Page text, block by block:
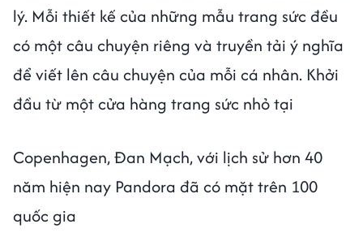
lý. Mỗi thiết kế của những mẫu trang sức đều
có một câu chuyện riêng và truyền tải ý nghĩa
để viết lên câu chuyện của mỗi cá nhân. Khởi
đầu từ một cửa hàng trang sức nhỏ tại
Copenhagen, Đan Mạch, với lịch sử hơn 40
năm hiện nay Pandora đã có mặt trên 100
quốc gia